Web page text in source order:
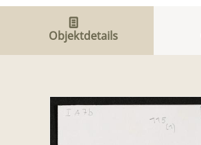
Objektdetails